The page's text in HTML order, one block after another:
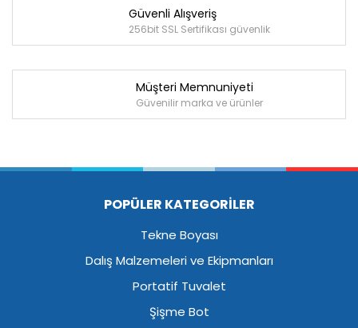
Güvenli Alışveriş
256bit SSL Sertifikası güvenlik
Müşteri Memnuniyeti
Güvenilir marka ve ürünler
POPÜLER KATEGORİLER
Tekne Boyası
Dalış Malzemeleri ve Ekipmanları
Portatif Tuvalet
Şişme Bot